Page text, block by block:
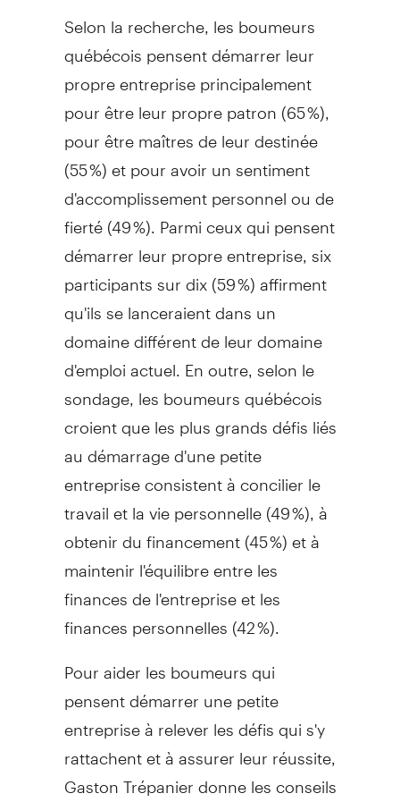
Selon la recherche, les boumeurs
québécois pensent démarrer leur
propre entreprise principalement
pour être leur propre patron (65 %),
pour être maîtres de leur destinée
(55 %) et pour avoir un sentiment
d'accomplissement personnel ou de
fierté (49 %). Parmi ceux qui pensent
démarrer leur propre entreprise, six
participants sur dix (59 %) affirment
qu'ils se lanceraient dans un
domaine différent de leur domaine
d'emploi actuel. En outre, selon le
sondage, les boumeurs québécois
croient que les plus grands défis liés
au démarrage d'une petite
entreprise consistent à concilier le
travail et la vie personnelle (49 %), à
obtenir du financement (45 %) et à
maintenir l'équilibre entre les
finances de l'entreprise et les
finances personnelles (42 %).
Pour aider les boumeurs qui
pensent démarrer une petite
entreprise à relever les défis qui s'y
rattachent et à assurer leur réussite,
Gaston Trépanier donne les conseils